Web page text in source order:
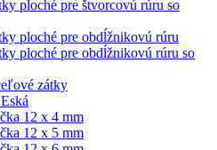
ploché pre štvorcovú rúru so
ploché pre obdĺžnikovú rúru
ploché pre obdĺžnikovú rúru so
zátky
12 x 4 mm
12 x 5 mm